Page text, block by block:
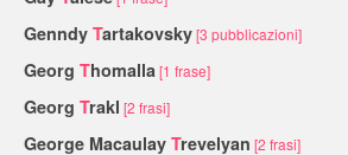
Genndy Tartakovsky[3 pubblicazioni]
Georg Thomalla [1 frase]
Georg Trakl [2 frasi]
George Macaulay Trevelyan [2 frasi]